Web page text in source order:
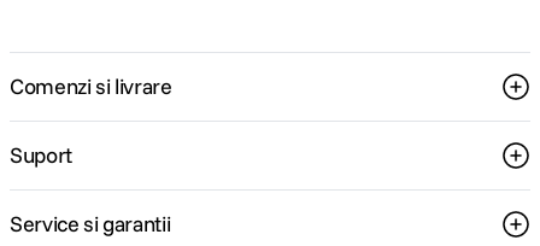
Comenzi si livrare
Suport
Service si garantii